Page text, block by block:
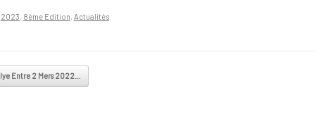
2023, 8ème Edition, Actualités.
Entre 2 Mers 2022…